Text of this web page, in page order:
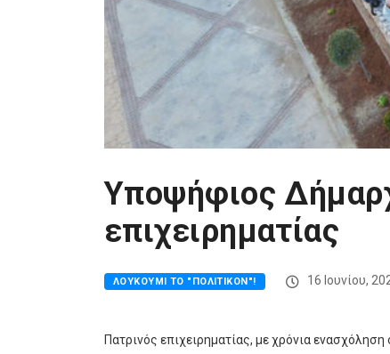
Υποψήφιος
επιχειρηματίας
ΛΟΥΚΟΎΜΙ ΤΟ "ΠΟΛΙΤΙΚΌΝ"! 16 Ιουνίου,
Πατρινός επιχειρηματίας, με χρόνια